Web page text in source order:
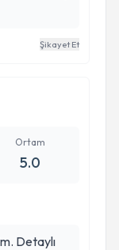
Şikayet Et
Ortam
5.0
Detaylı